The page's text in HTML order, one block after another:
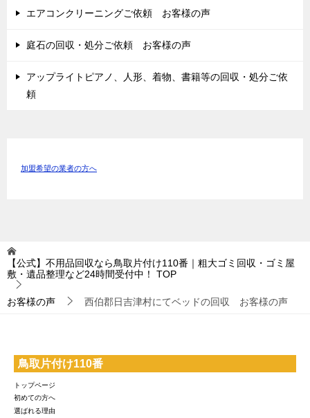
エアコンクリーニングご依頼 お客様の声
庭石の回収・処分ご依頼 お客様の声
アップライトピアノ、人形、着物、書籍等の回収・処分ご依
頼
加盟希望の業者の方へ
【公式】不用品回収なら鳥取片付け110番｜粗大ゴミ回収・ゴミ屋
敷・遺品整理など24時間受付中！
TOP
お客様の声 西伯郡日吉津村にてベッドの回収 お客様の声
鳥取片付け110番
トップページ
初めての方へ
選ばれる理由